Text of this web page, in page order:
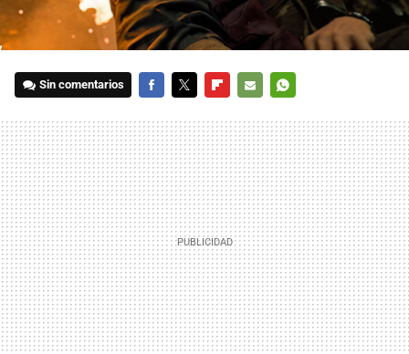
Sin comentarios
MAIL